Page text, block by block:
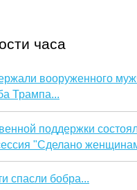
часа
вооруженного
Трампа...
поддержки
"Сделано
спасли бобра...